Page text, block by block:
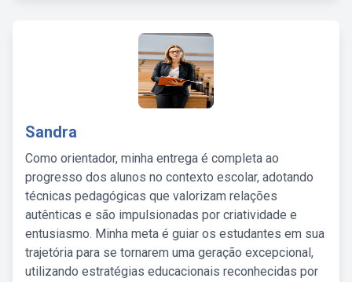
Sandra
Como orientador, minha entrega é completa ao
progresso dos alunos no contexto escolar, adotando
técnicas pedagógicas que valorizam relações
autênticas e são impulsionadas por criatividade e
entusiasmo. Minha meta é guiar os estudantes em sua
trajetória para se tornarem uma geração excepcional,
utilizando estratégias educacionais reconhecidas por